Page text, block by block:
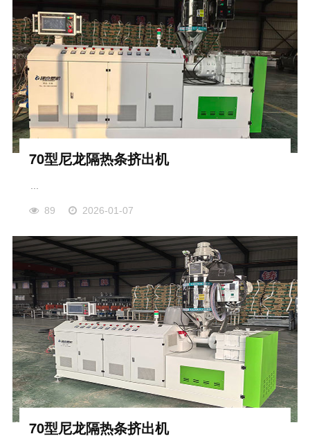
70型尼龙隔热条挤出机
...
89 2026-01-07
70型尼龙隔热条挤出机